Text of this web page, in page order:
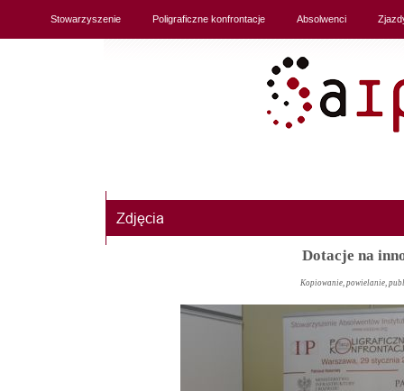
Stowarzyszenie Poligraficzne konfrontacje Absolwenci
Dotacje na
Kopiowanie, powielanie,